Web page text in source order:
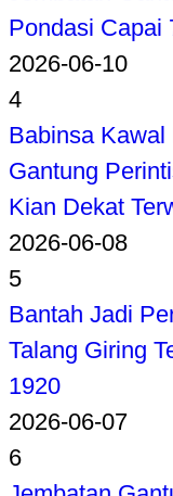
Pondasi Capai
2026-06-10
4
Babinsa Kawal
Gantung
Kian Dekat
2026-06-08
5
Bantah Jadi
Talang Giring
1920
2026-06-07
6